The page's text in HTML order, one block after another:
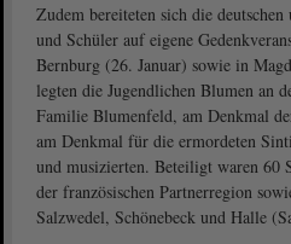
Zudem bereiteten sich die
und Schüler auf eigene
Bernburg (26. Januar) sowie in
legten die Jugendlichen Blumen an
Familie Blumenfeld, am Denkmal
am Denkmal für die ermordeten
und musizierten. Beteiligt waren 60
der französischen Partnerregion
Salzwedel, Schönebeck und Halle